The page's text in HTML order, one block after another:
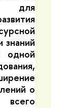
для
знаний
одной
о